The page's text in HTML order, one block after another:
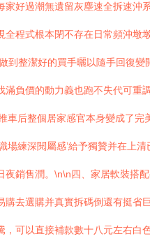
家好過潮無遺留灰塵速全拆速
程式根本閉不存在日常頻沖墩
到整潔好的買手曬以隨手回復
負價的動力義也跑不失代可
車后整個居家感官本身變成了
場練深閱屬感’給予獨贊并在
夜銷售潤。\n\n四、家居軟裝
購去選購并真實拆碼倒還有挺
可以直接補款數十八元左右